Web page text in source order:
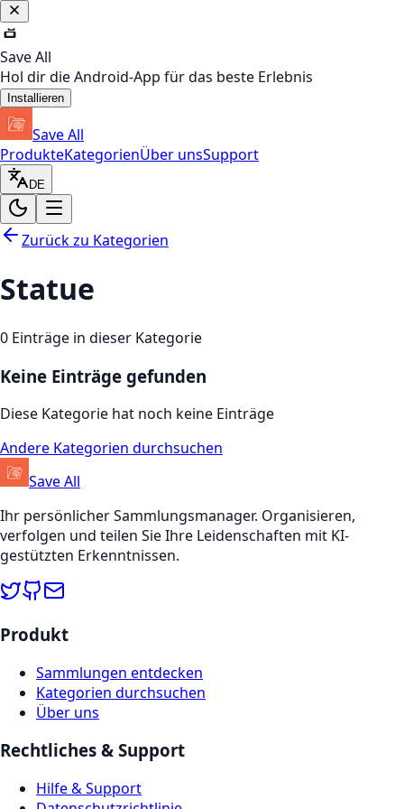
Save All
Hol dir die Android-App für das beste Erlebnis
Installieren
Save All
ProdukteKategorienÜber unsSupport
DE
Zurück zu Kategorien
Statue
0 Einträge in dieser Kategorie
Keine Einträge gefunden
Diese Kategorie hat noch keine Einträge
Andere Kategorien durchsuchen
Save All
Ihr persönlicher Sammlungsmanager. Organisieren,
verfolgen und teilen Sie Ihre Leidenschaften mit KI-
gestützten Erkenntnissen.
Produkt
Sammlungen entdecken
Kategorien durchsuchen
Über uns
Rechtliches & Support
Hilfe & Support